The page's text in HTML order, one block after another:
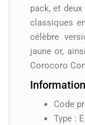
pack, et
classiques
célèbre
jaune or,
Corocoro
Code
Type :